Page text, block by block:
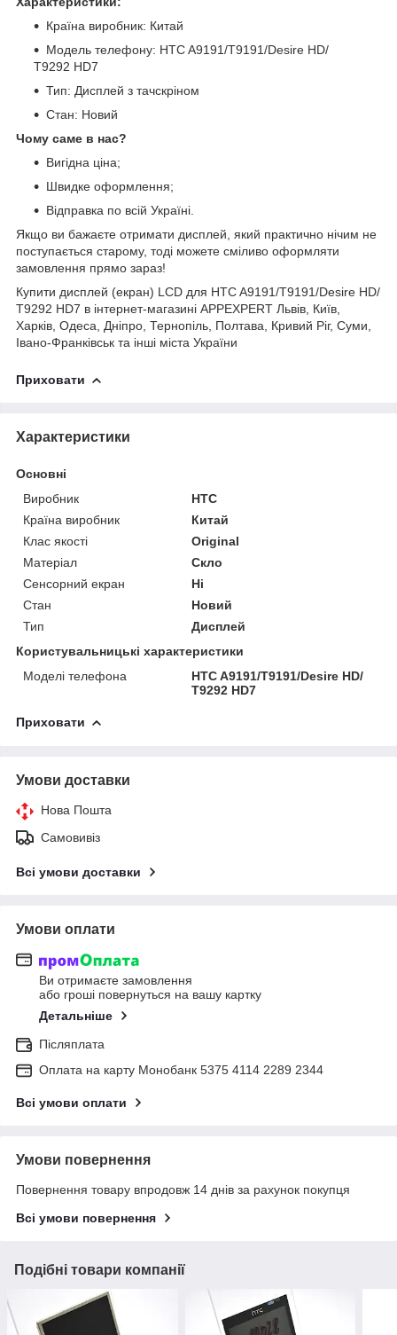
Країна виробник: Китай
Модель телефону: HTC A9191/T9191/Desire HD/
T9292 HD7
Тип: Дисплей з тачскріном
Стан: Новий
Чому саме в нас?
Вигідна ціна;
Швидке оформлення;
Відправка по всій Україні.
Якщо ви бажаєте отримати дисплей, який практично нічим не
поступається старому, тоді можете сміливо оформляти
замовлення прямо зараз!
Купити дисплей (екран) LCD для HTC A9191/T9191/Desire HD/
T9292 HD7 в інтернет-магазині APPEXPERT Львів, Київ,
Харків, Одеса, Дніпро, Тернопіль, Полтава, Кривий Ріг, Суми,
Івано-Франківськ та інші міста України
Приховати
Характеристики
Основні
Виробник
HTC
Країна виробник
Китай
Клас якості
Original
Матеріал
Скло
Сенсорний екран
Ні
Стан
Новий
Тип
Дисплей
Користувальницькі характеристики
Моделі телефона
HTC A9191/T9191/Desire HD/
T9292 HD7
Приховати
Умови доставки
Нова Пошта
Самовивіз
Всі умови доставки
Умови оплати
Ви отримаєте замовлення
або гроші повернуться на вашу картку
Детальніше
Післяплата
Оплата на карту Монобанк 5375 4114 2289 2344
Всі умови оплати
Умови повернення
Повернення товару впродовж 14 днів за рахунок покупця
Всі умови повернення
Подібні товари компанії